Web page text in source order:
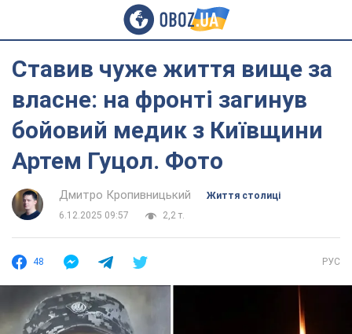
Ставив чуже життя вище за
власне: на фронті загинув
бойовий медик з Київщини
Артем Гуцол. Фото
Дмитро Кропивницький
Життя столиці
6.12.2025 09:57
2,2 т.
48 РУС